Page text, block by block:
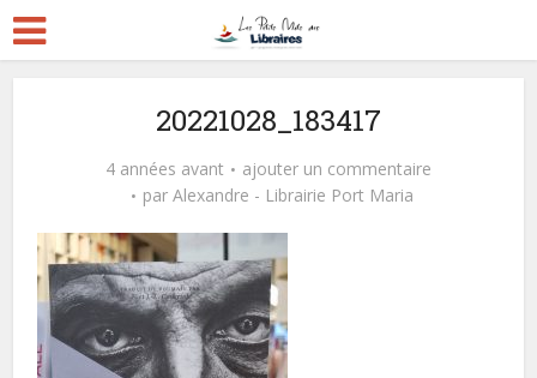
20221028_183417
4 années avant
ajouter un commentaire
par Alexandre - Librairie Port Maria